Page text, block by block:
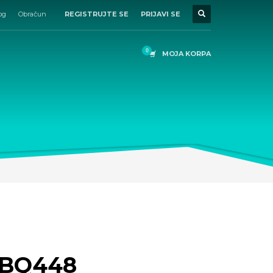
Obračun REGISTRUJTE SE PRIJAVI SE
MOJA KORPA